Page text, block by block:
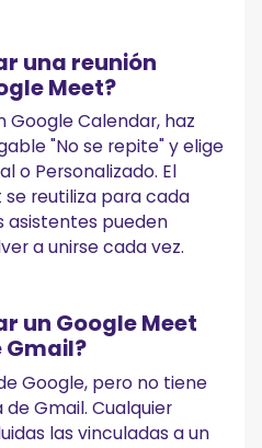
una reunión
Meet?
Google Calendar, haz
"No se repite" y elige
o Personalizado. El
reutiliza para cada
asistentes pueden
a unirse cada vez.
un Google Meet
Gmail?
Google, pero no tiene
Gmail. Cualquier
las vinculadas a un